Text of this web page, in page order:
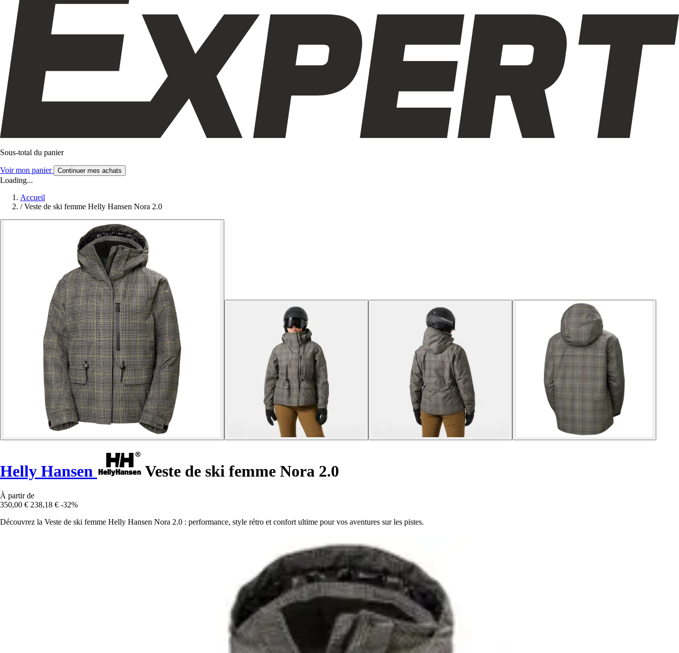
Sous-total du panier
Voir mon panier Continuer mes achats
Loading...
Accueil
/ Veste de ski femme Helly Hansen Nora 2.0
Helly Hansen Veste de ski femme Nora 2.0
À partir de
350,00 € 238,18 € -32%
Découvrez la Veste de ski femme Helly Hansen Nora 2.0 : performance, style rétro et confort ultime pour vos aventures sur les pistes.